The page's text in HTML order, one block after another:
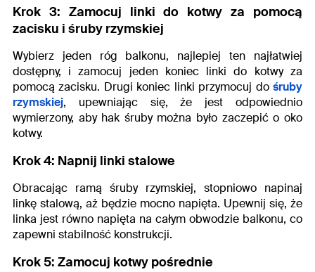
Krok 3: Zamocuj linki do kotwy za pomocą
zacisku i śruby rzymskiej
Wybierz jeden róg balkonu, najlepiej ten najłatwiej
dostępny, i zamocuj jeden koniec linki do kotwy za
pomocą zacisku. Drugi koniec linki przymocuj do śruby
rzymskiej, upewniając się, że jest odpowiednio
wymierzony, aby hak śruby można było zaczepić o oko
kotwy.
Krok 4: Napnij linki stalowe
Obracając ramą śruby rzymskiej, stopniowo napinaj
linkę stalową, aż będzie mocno napięta. Upewnij się, że
linka jest równo napięta na całym obwodzie balkonu, co
zapewni stabilność konstrukcji.
Krok 5: Zamocuj kotwy pośrednie